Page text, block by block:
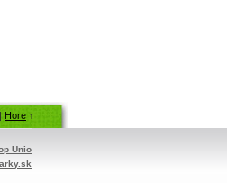
| Hore ↑
Unio